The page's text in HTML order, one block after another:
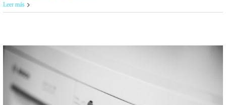
Leer más